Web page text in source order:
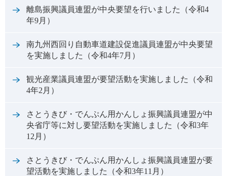
離島振興議員連盟が中央要望を行いました（令和4
年9月）
南九州西回り自動車道建設促進議員連盟が中央要望
を実施しました（令和4年7月）
観光産業議員連盟が要望活動を実施しました（令和
4年2月）
さとうきび・でんぷん用かんしょ振興議員連盟が中
央省庁等に対し要望活動を実施しました（令和3年
12月）
さとうきび・でんぷん用かんしょ振興議員連盟が要
望活動を実施しました（令和3年11月）